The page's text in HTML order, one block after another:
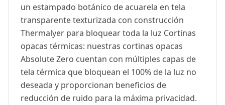
un estampado botánico de acuarela en tela
transparente texturizada con construcción
Thermalyer para bloquear toda la luz Cortinas
opacas térmicas: nuestras cortinas opacas
Absolute Zero cuentan con múltiples capas de
tela térmica que bloquean el 100% de la luz no
deseada y proporcionan beneficios de
reducción de ruido para la máxima privacidad.